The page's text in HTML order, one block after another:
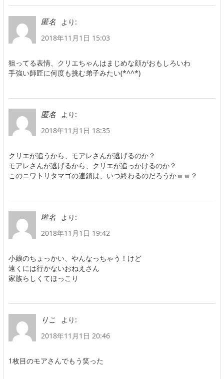
匿名
より:
2018年11月1日 15:03
狙ってる表情、クリエちゃんはまじめな顔がおもしろいわ
手強い師匠に何度も挑む弟子みたい(*^^*)
匿名
より:
2018年11月1日 18:35
クリエが追うから、モアレさんが逃げるのか？
モアレさんが逃げるから、クリエが追っかけるのか？
このニワトリタマゴの連鎖は、いつ終わるのだろうかｗｗ？
匿名
より:
2018年11月1日 19:42
小娘のちょっかい、やんなっちゃう！けど
遠くには行かないおねえさん
家族らしくてほっこり
りこ
より:
2018年11月1日 20:46
1枚目のモアさんでもう笑った